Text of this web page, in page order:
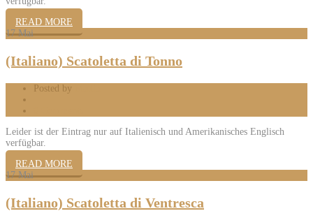
READ MORE
17 Mai
(Italiano) Scatoletta di Tonno
Posted by
Leider ist der Eintrag nur auf Italienisch und Amerikanisches Englisch
verfügbar.
READ MORE
17 Mai
(Italiano) Scatoletta di Ventresca